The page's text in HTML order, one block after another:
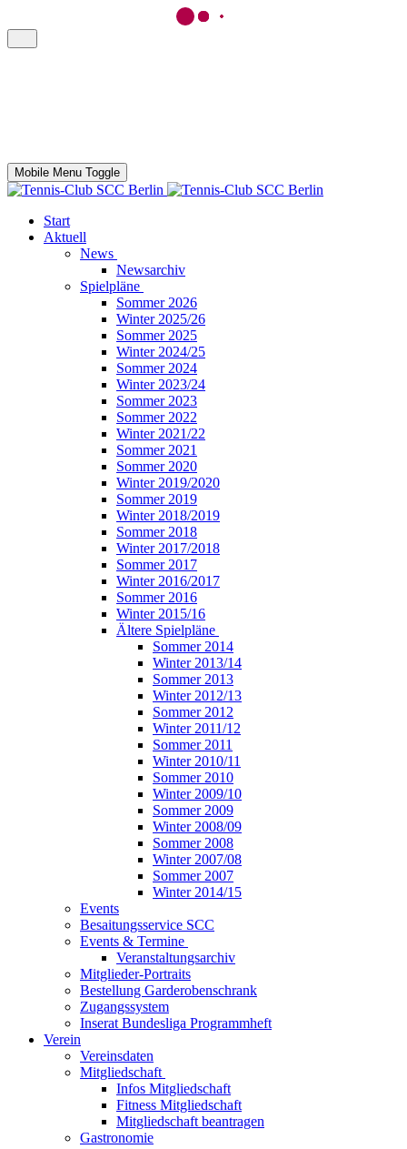
Mobile Menu Toggle
Start
Aktuell
News
Newsarchiv
Spielpläne
Sommer 2026
Winter 2025/26
Sommer 2025
Winter 2024/25
Sommer 2024
Winter 2023/24
Sommer 2023
Sommer 2022
Winter 2021/22
Sommer 2021
Sommer 2020
Winter 2019/2020
Sommer 2019
Winter 2018/2019
Sommer 2018
Winter 2017/2018
Sommer 2017
Winter 2016/2017
Sommer 2016
Winter 2015/16
Ältere Spielpläne
Sommer 2014
Winter 2013/14
Sommer 2013
Winter 2012/13
Sommer 2012
Winter 2011/12
Sommer 2011
Winter 2010/11
Sommer 2010
Winter 2009/10
Sommer 2009
Winter 2008/09
Sommer 2008
Winter 2007/08
Sommer 2007
Winter 2014/15
Events
Besaitungsservice SCC
Events & Termine
Veranstaltungsarchiv
Mitglieder-Portraits
Bestellung Garderobenschrank
Zugangssystem
Inserat Bundesliga Programmheft
Verein
Vereinsdaten
Mitgliedschaft
Infos Mitgliedschaft
Fitness Mitgliedschaft
Mitgliedschaft beantragen
Gastronomie